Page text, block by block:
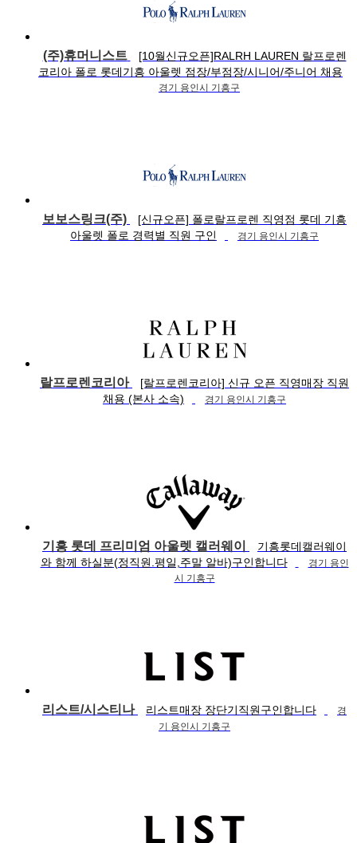
(주)휴머니스트
[10월신규오픈]RALRH LAUREN 랄프로렌
코리아 폴로 롯데기흥 아울렛 점장/부점장/시니어/주니어 채용
경기 용인시 기흥구
보보스링크(주)
[신규오픈] 폴로랄프로렌 직영점 롯데 기흥
아울렛 폴로 경력별 직원 구인
경기 용인시 기흥구
랄프로렌코리아
[랄프로렌코리아] 신규 오픈 직영매장 직원
채용 (본사 소속)
경기 용인시 기흥구
기흥 롯데 프리미엄 아울렛 캘러웨이
기흥롯데캘러웨이
와 함께 하실분(정직원.평일,주말 알바)구인합니다
경기 용인
시 기흥구
리스트/시스티나 리스트매장 장단기직원구인합니다
경
기 용인시 기흥구